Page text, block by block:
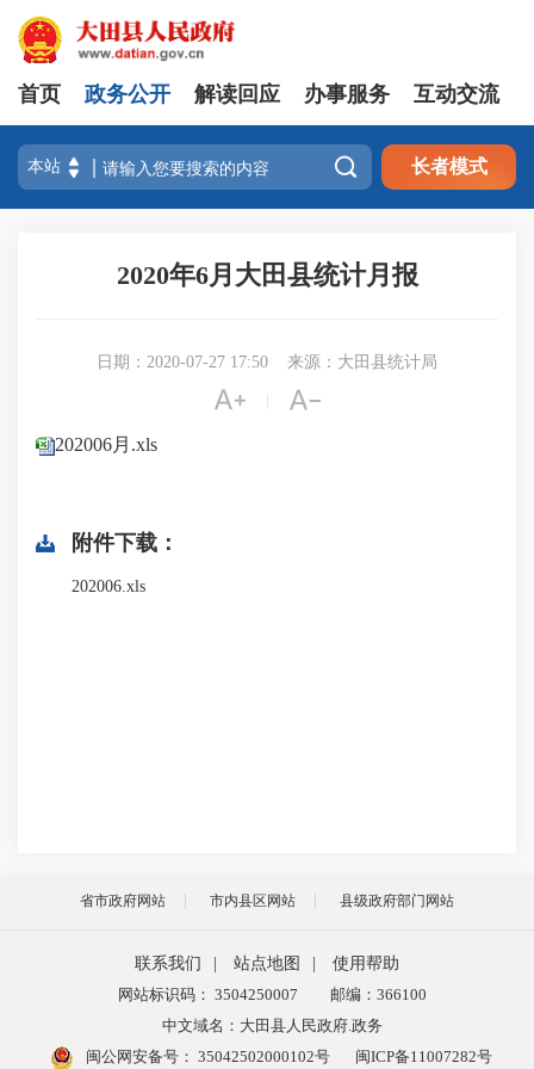
首页 政务公开 解读回应 办事服务 互动交流
 长者模式
2020年6月大田县统计月报
日期：2020-07-27 17:50 来源：大田县统计局
 
202006月.xls
附件下载：
202006.xls
省市政府网站 市内县区网站 县级政府部门网站
联系我们 站点地图
使用帮助
网站标识码： 3504250007
邮编：366100
中文域名：大田县人民政府.政务
闽公网安备号： 35042502000102号 闽ICP备11007282号